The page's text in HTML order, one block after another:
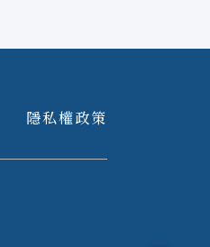
隱私權政策